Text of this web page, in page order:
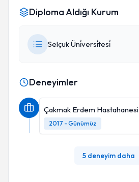
Diploma Aldığı Kurum
Selçuk Üni̇versi̇tesi̇
Deneyimler
Çakmak Erdem Hastahanesi
2017 - Günümüz
5 deneyim daha